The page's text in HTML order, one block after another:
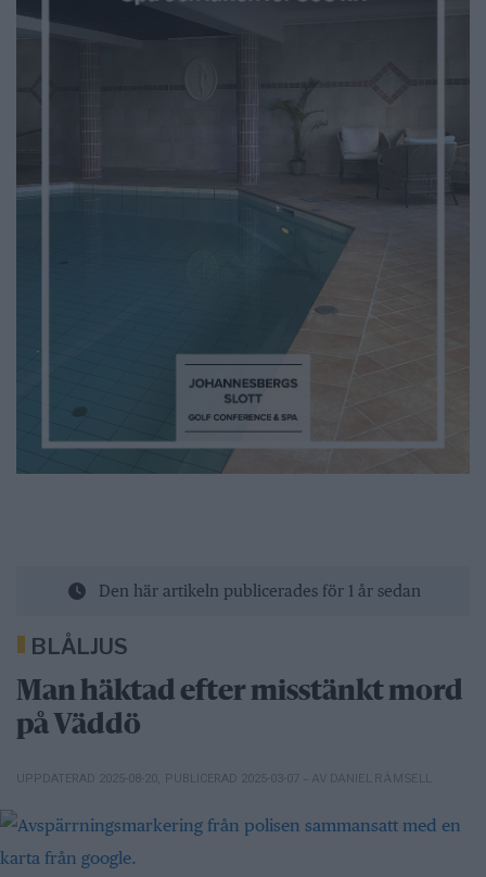
Den här artikeln publicerades för 1 år sedan
BLÅLJUS
Man häktad efter misstänkt mord
på Väddö
UPPDATERAD 2025-08-20 PUBLICERAD 2025-03-07 – AV DANIEL RÄMSELL